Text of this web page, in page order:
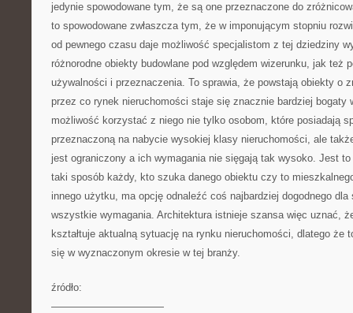
jedynie spowodowane tym, że są one przeznaczone do
to spowodowane zwłaszcza tym, że w imponującym stopniu
od pewnego czasu daje możliwość specjalistom z tej dziedziny
różnorodne obiekty budowlane pod względem wizerunku, jak też
używalności i przeznaczenia. To sprawia, że powstają obiekty o
przez co rynek nieruchomości staje się znacznie bardziej bogaty
możliwość korzystać z niego nie tylko osobom, które posiadają
przeznaczoną na nabycie wysokiej klasy nieruchomości, ale
jest ograniczony a ich wymagania nie sięgają tak wysoko. Jest
taki sposób każdy, kto szuka danego obiektu czy to
innego użytku, ma opcję odnaleźć coś najbardziej dogodnego dla
wszystkie wymagania. Architektura istnieje szansa więc uznać,
kształtuje aktualną sytuację na rynku nieruchomości, dlatego że
się w wyznaczonym okresie w tej branży.
źródło:
———————————